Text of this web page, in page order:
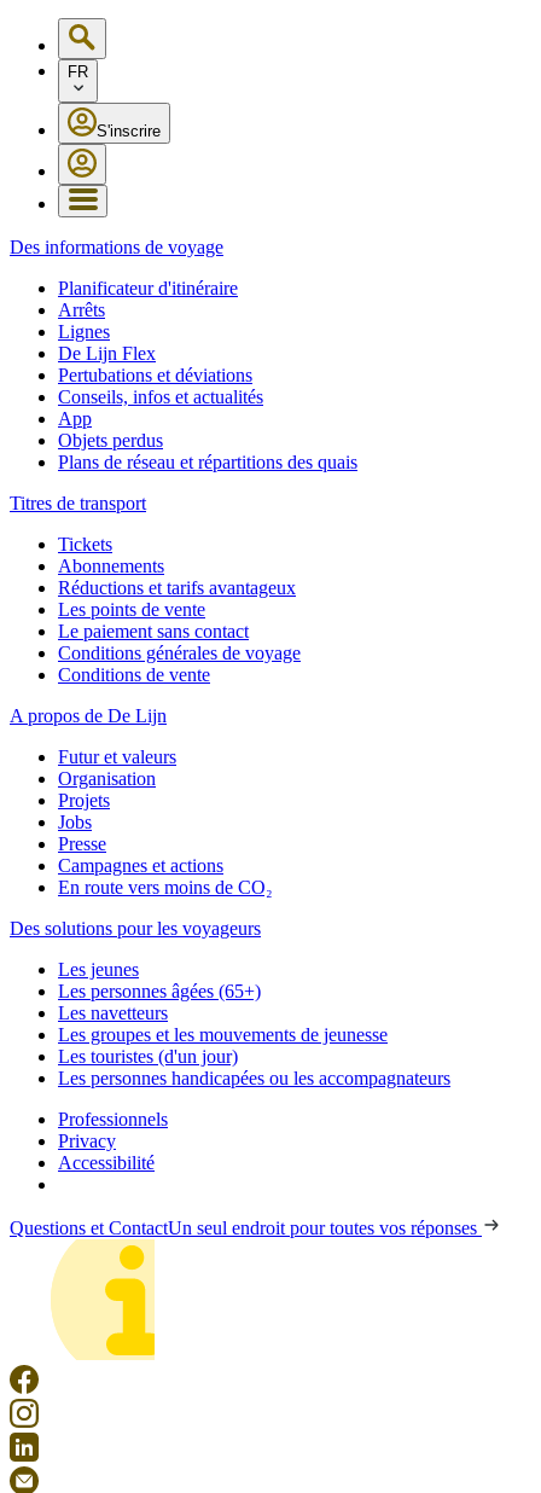
FR
S'inscrire
Des informations de voyage
Planificateur d'itinéraire
Arrêts
Lignes
De Lijn Flex
Pertubations et déviations
Conseils, infos et actualités
App
Objets perdus
Plans de réseau et répartitions des quais
Titres de transport
Tickets
Abonnements
Réductions et tarifs avantageux
Les points de vente
Le paiement sans contact
Conditions générales de voyage
Conditions de vente
A propos de De Lijn
Futur et valeurs
Organisation
Projets
Jobs
Presse
Campagnes et actions
En route vers moins de CO₂
Des solutions pour les voyageurs
Les jeunes
Les personnes âgées (65+)
Les navetteurs
Les groupes et les mouvements de jeunesse
Les touristes (d'un jour)
Les personnes handicapées ou les accompagnateurs
Professionnels
Privacy
Accessibilité
Questions et ContactUn seul endroit pour toutes vos réponses